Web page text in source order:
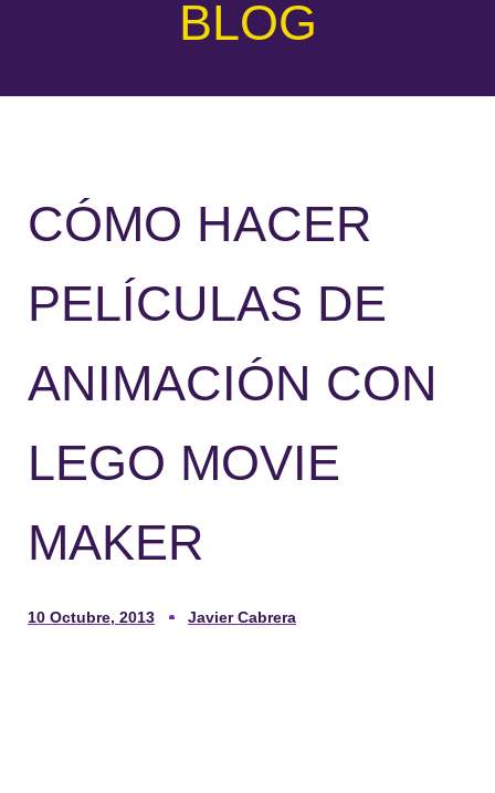
BLOG
CÓMO HACER
PELÍCULAS DE
ANIMACIÓN CON
LEGO MOVIE
MAKER
10 Octubre, 2013 Javier Cabrera